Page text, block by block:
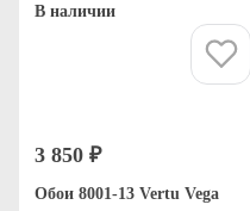
В наличии
3 850 ₽
Обои 8001-13 Vertu Vega